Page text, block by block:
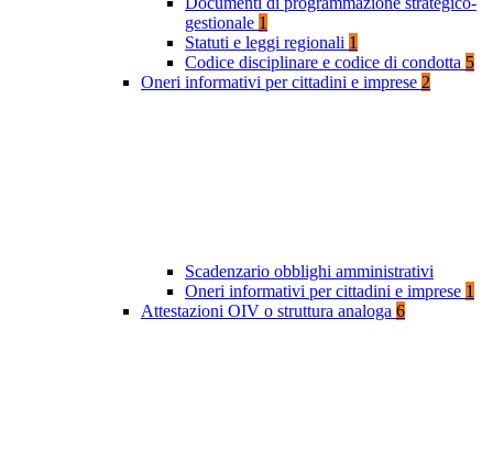
gestionale 1
Statuti e leggi regionali 1
Codice disciplinare e codice di condotta 5
Oneri informativi per cittadini e imprese 2
Scadenzario obblighi amministrativi
Oneri informativi per cittadini e imprese 1
Attestazioni OIV o struttura analoga 6